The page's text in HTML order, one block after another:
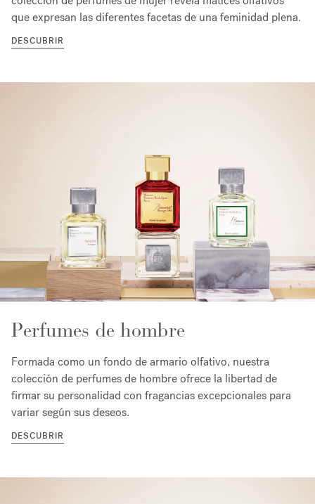
que expresan las diferentes facetas de una feminidad plena.
DESCUBRIR
Perfumes de hombre
Formada como un fondo de armario olfativo, nuestra
colección de perfumes de hombre ofrece la libertad de
firmar su personalidad con fragancias excepcionales para
variar según sus deseos.
DESCUBRIR